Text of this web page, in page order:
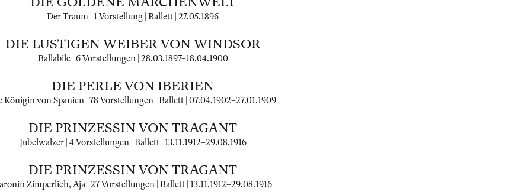
Der Traum | 1 Vorstellung | Ballett | 27.05.1896
DIE LUSTIGEN WEIBER VON WINDSOR
Ballabile | 6 Vorstellungen | 28.03.1897–18.04.1900
DIE PERLE VON IBERIEN
Königin von Spanien | 78 Vorstellungen | Ballett | 07.04.1902–27.01.1909
DIE PRINZESSIN VON TRAGANT
Jubelwalzer | 4 Vorstellungen | Ballett | 13.11.1912–29.08.1916
DIE PRINZESSIN VON TRAGANT
Zimperlich, Aja | 27 Vorstellungen | Ballett | 13.11.1912–29.08.1916